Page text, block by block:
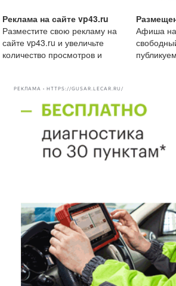
Реклама на сайте vp43.ru
Разместите свою рекламу на
сайте vp43.ru и увеличьте
количество просмотров и
Афиша на
РЕКЛАМА • HTTPS://GUSAR.LECAR.RU/